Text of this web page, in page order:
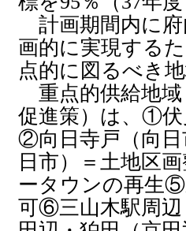
計画期間内に府
画的に実現する
点的に図るべき
重点的供給地域
促進策）は、①伏
②向日寺戸（向
日市）＝土地区
ータウンの再生
可⑥三山木駅周